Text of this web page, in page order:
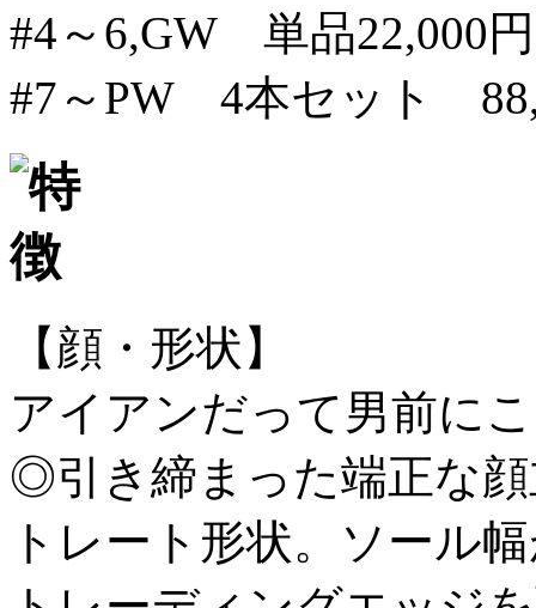
#4～6,GW 単品22,000
#7～PW 4本セット
【顔・形状】
アイアンだって男前に
◎引き締まった端正な
トレート形状。ソール